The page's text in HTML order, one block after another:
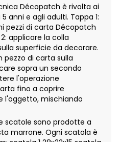
Décopatch è rivolta ai
anni e agli adulti. Tappa 1:
pezzi di carta Décopatch
applicare la colla
superficie da decorare.
pezzo di carta sulla
sopra un secondo
l'operazione
fino a coprire
l'oggetto, mischiando
scatole sono prodotte a
marrone. Ogni scatola è